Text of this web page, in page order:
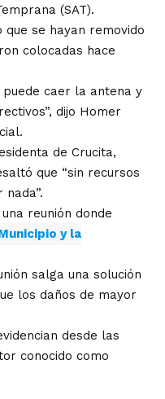
(SAT).
se hayan removido
colocadas hace
puede caer la antena y
dijo Homer
de Crucita,
que “sin recursos
reunión donde
y la
salga una solución
los daños de mayor
desde las
conocido como